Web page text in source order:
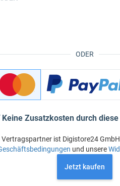
ODER
Keine Zusatzkosten durch
ist Digistore24
und unsere
Jetzt kaufen